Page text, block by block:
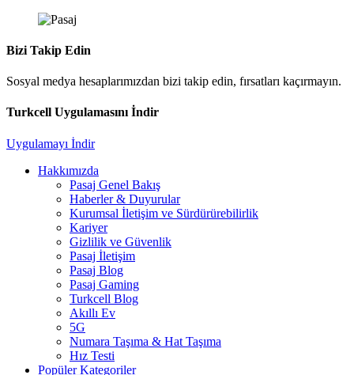
Bizi Takip Edin
Sosyal medya hesaplarımızdan bizi takip edin, fırsatları kaçırmayın.
Turkcell Uygulamasını İndir
Uygulamayı İndir
Hakkımızda
Pasaj Genel Bakış
Haberler & Duyurular
Kurumsal İletişim ve Sürdürürebilirlik
Kariyer
Gizlilik ve Güvenlik
Pasaj İletişim
Pasaj Blog
Pasaj Gaming
Turkcell Blog
Akıllı Ev
5G
Numara Taşıma & Hat Taşıma
Hız Testi
Popüler Kategoriler